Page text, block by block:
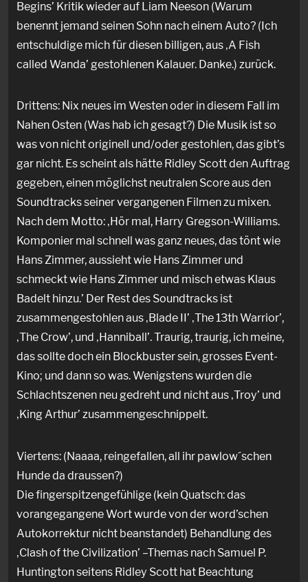
Begins’ Kritik wieder auf Liam Neeson (Warum
benennt jemand seinen Sohn nach einem Auto? (Ich
entschuldige mich für diesen billigen, aus ‚A Fish
called Wanda’ gestohlenen Kalauer. Danke.) zurück.
Drittens: Nix neues im Westen oder in diesem Fall im
Nahen Osten (Was hab ich gesagt?) Die Musik ist so
was von nicht originell und/oder gestohlen, das gibt’s
gar nicht. Es scheint als hätte Ridley Scott den Auftrag
gegeben, einen möglichst neutralen Score aus den
Soundtracks seiner vergangenen Filmen zu mixen.
Nach dem Motto: ‚Hör mal, Harry Gregson-Williams.
Komponier mal schnell was ganz neues, das tönt wie
Hans Zimmer, aussieht wie Hans Zimmer und
schmeckt wie Hans Zimmer und misch etwas Klaus
Badelt hinzu.’ Der Rest des Soundtracks ist
zusammengestohlen aus ‚Blade II’ ‚The 13th Warrior’,
‚The Crow’, und ‚Hanniball’. Traurig, traurig, ich meine,
das sollte doch ein Blockbuster sein, grosses Event-
Kino; und dann so was. Wenigstens wurden die
Schlachtszenen neu gedreht und nicht aus ‚Troy’ und
‚King Arthur’ zusammengeschnippelt.
Viertens: (Naaaa, reingefallen, all ihr pawlow´schen
Hunde da draussen?)
Die fingerspitzengefühlige (kein Quatsch: das
vorangegangene Wort wurde von der word’schen
Autokorrektur nicht beanstandet) Behandlung des
‚Clash of the Civilization’ –Themas nach Samuel P.
Huntington seitens Ridley Scott hat Beachtung